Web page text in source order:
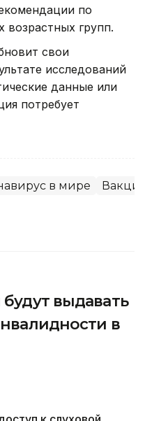
по
групп.
свои
исследований
данные или
потребует
в мире
выдавать
в